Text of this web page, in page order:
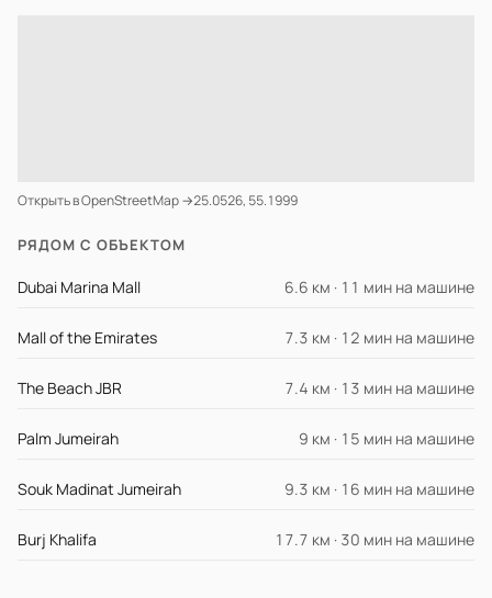
Открыть в OpenStreetMap →25.0526, 55.1999
РЯДОМ С ОБЪЕКТОМ
Dubai Marina Mall 6.6 км · 11 мин на машине
Mall of the Emirates 7.3 км · 12 мин на машине
The Beach JBR 7.4 км · 13 мин на машине
Palm Jumeirah 9 км · 15 мин на машине
Souk Madinat Jumeirah 9.3 км · 16 мин на машине
Burj Khalifa 17.7 км · 30 мин на машине